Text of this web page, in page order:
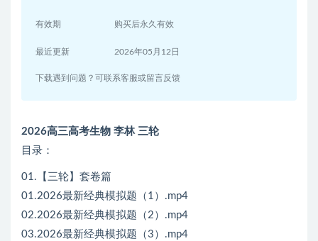
有效期 购买后永久有效
最近更新 2026年05月12日
下载遇到问题？可联系客服或留言反馈
2026高三高考生物 李林 三轮
目录：
01.【三轮】套卷篇
01.2026最新经典模拟题（1）.mp4
02.2026最新经典模拟题（2）.mp4
03.2026最新经典模拟题（3）.mp4